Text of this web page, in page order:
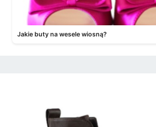
Jakie buty na wesele wiosną?